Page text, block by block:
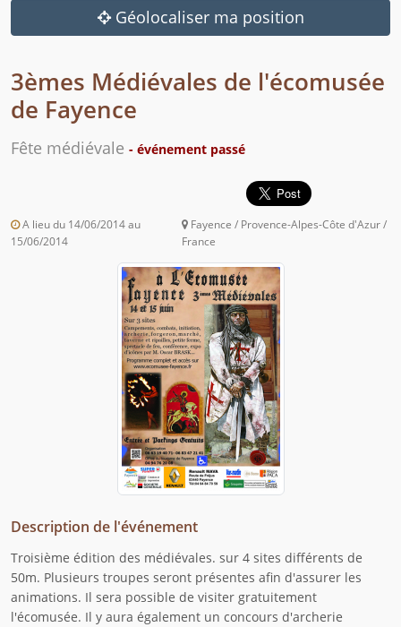
Géolocaliser ma position
3èmes Médiévales de l'écomusée
de Fayence
Fête médiévale - événement passé
A lieu du 14/06/2014 au
15/06/2014
Fayence / Provence-Alpes-Côte d'Azur /
France
Description de l'événement
Troisième édition des médiévales. sur 4 sites différents de
50m. Plusieurs troupes seront présentes afin d'assurer les
animations. Il sera possible de visiter gratuitement
l'écomusée. Il y aura également un concours d'archerie